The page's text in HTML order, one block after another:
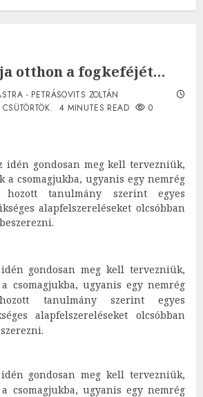
otthon a fogkeféjét…
- PETRÁSOVITS ZOLTÁN
4 MINUTES READ 0
idén gondosan meg kell tervezniük,
a csomagjukba, ugyanis egy nemrég
hozott tanulmány szerint egyes
alapfelszereléseket olcsóbban
gondosan meg kell tervezniük,
csomagjukba, ugyanis egy nemrég
tanulmány szerint egyes
alapfelszereléseket olcsóbban
gondosan meg kell tervezniük,
csomagjukba, ugyanis egy nemrég